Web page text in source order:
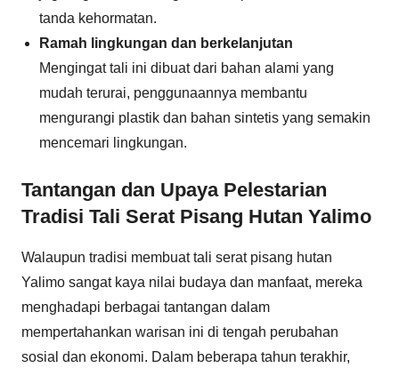
tanda kehormatan.
Ramah lingkungan dan berkelanjutan
Mengingat tali ini dibuat dari bahan alami yang
mudah terurai, penggunaannya membantu
mengurangi plastik dan bahan sintetis yang semakin
mencemari lingkungan.
Tantangan dan Upaya Pelestarian
Tradisi Tali Serat Pisang Hutan Yalimo
Walaupun tradisi membuat tali serat pisang hutan
Yalimo sangat kaya nilai budaya dan manfaat, mereka
menghadapi berbagai tantangan dalam
mempertahankan warisan ini di tengah perubahan
sosial dan ekonomi. Dalam beberapa tahun terakhir,